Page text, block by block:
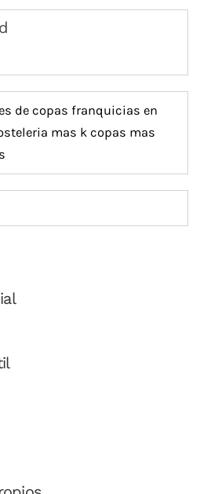
de copas franquicias en
mas k copas mas